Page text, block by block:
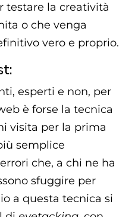
testare la creatività
o che venga
vero e proprio.
esperti e non, per
è forse la tecnica
visita per la prima
semplice
che, a chi ne ha
sfuggire per
a questa tecnica si